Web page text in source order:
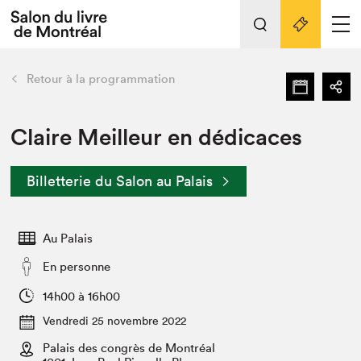
Espace médias
Espace exposant⋅e⋅s
Tout sur l'édition 2022
Actualités
Vidéos et Balados
Club de lecture Braindate
retour Nos activités
Édition 2022
Nous connaître
Projets partenaires 2022
Archives
Liens pratiques
Retour à la programmation
Claire Meilleur en dédicaces
Billetterie du Salon au Palais
Au Palais
En personne
14h00 à 16h00
Vendredi 25 novembre 2022
Palais des congrès de Montréal